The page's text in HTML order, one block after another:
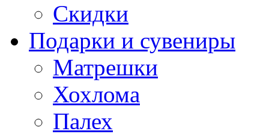
Скидки
Подарки и сувениры
Матрешки
Хохлома
Палех